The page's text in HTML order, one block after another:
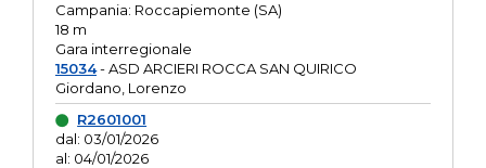
Campania: Roccapiemonte (SA)
18 m
Gara interregionale
15034- ASD ARCIERI ROCCA SAN QUIRICO
Giordano, Lorenzo
R2601001
dal: 03/01/2026
al: 04/01/2026